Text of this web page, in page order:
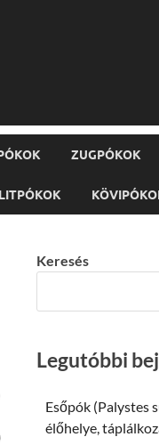
ZUGPÓKOK
Keresés
Legutóbbi
Esőpók (Palystes
élőhelye,